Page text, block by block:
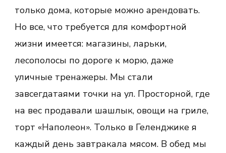
только дома, которые можно арендовать.
Но все, что требуется для комфортной
жизни имеется: магазины, ларьки,
лесополосы по дороге к морю, даже
уличные тренажеры. Мы стали
завсегдатаями точки на ул. Просторной, где
на вес продавали шашлык, овощи на гриле,
торт «Наполеон». Только в Геленджике я
каждый день завтракала мясом. В обед мы